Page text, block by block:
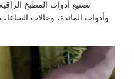
تصنيع أدوات المطبخ الراقية
وأدوات المائدة، وحالات الساعات،